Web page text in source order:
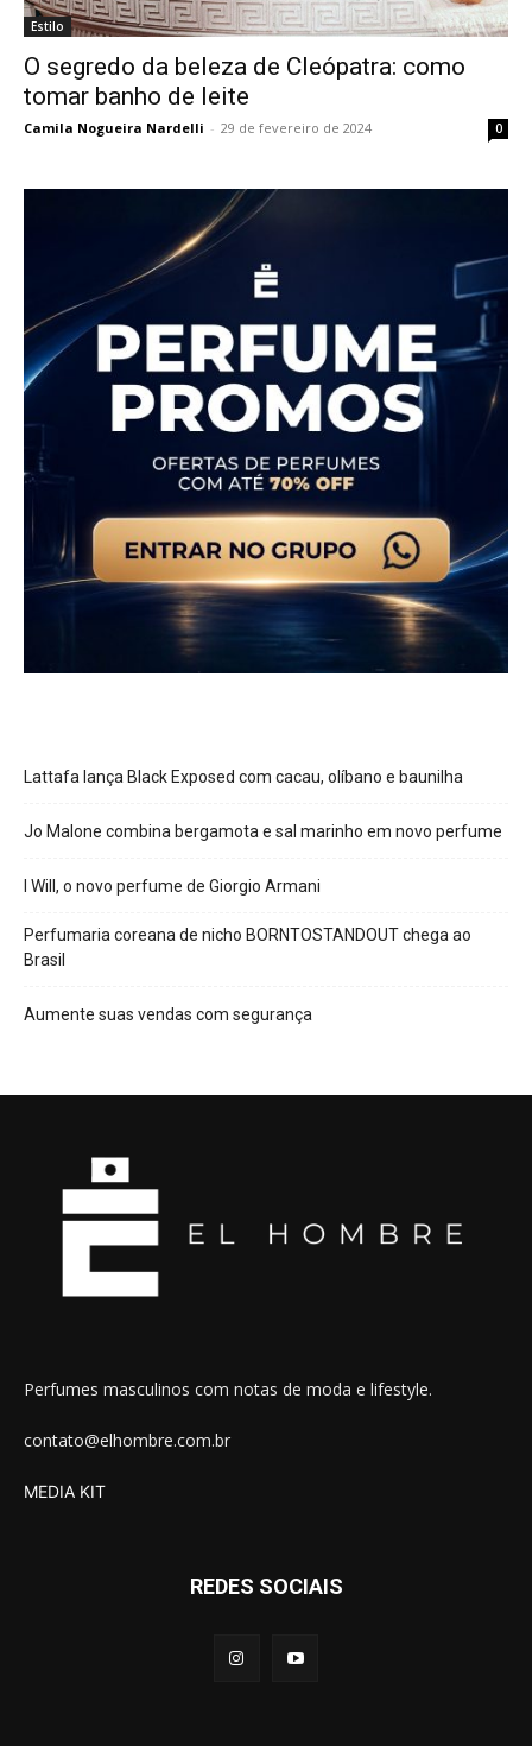
Estilo
O segredo da beleza de Cleópatra: como
tomar banho de leite
Camila Nogueira Nardelli - 29 de fevereiro de 2024 0
Lattafa lança Black Exposed com cacau, olíbano e baunilha
Jo Malone combina bergamota e sal marinho em novo perfume
I Will, o novo perfume de Giorgio Armani
Perfumaria coreana de nicho BORNTOSTANDOUT chega ao
Brasil
Aumente suas vendas com segurança
Perfumes masculinos com notas de moda e lifestyle.
contato@elhombre.com.br
MEDIA KIT
REDES SOCIAIS